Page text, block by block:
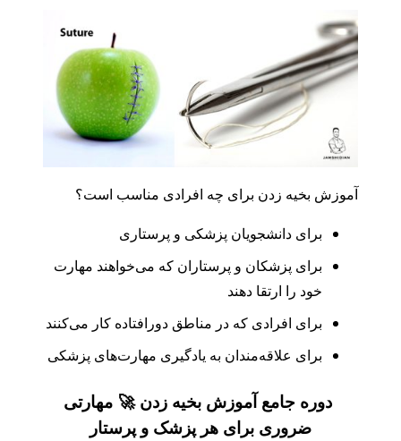
آموزش بخیه زدن برای چه افرادی مناسب است؟
برای دانشجویان پزشکی و پرستاری
برای پزشکان و پرستاران که می‌خواهند مهارت
خود را ارتقا دهند
برای افرادی که در مناطق دورافتاده کار می‌کنند
برای علاقه‌مندان به یادگیری مهارت‌های پزشکی
دوره جامع آموزش بخیه زدن 🚀 مهارتی
ضروری برای هر پزشک و پرستار